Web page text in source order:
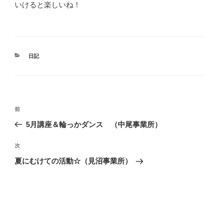
いけると楽しいね！
カ
日記
投
ビ
ゲ
前
の
稿
前
5月講座＆輪っかダンス （中尾事業所）
次
の
次
夏にむけての活動☆（見沼事業所）